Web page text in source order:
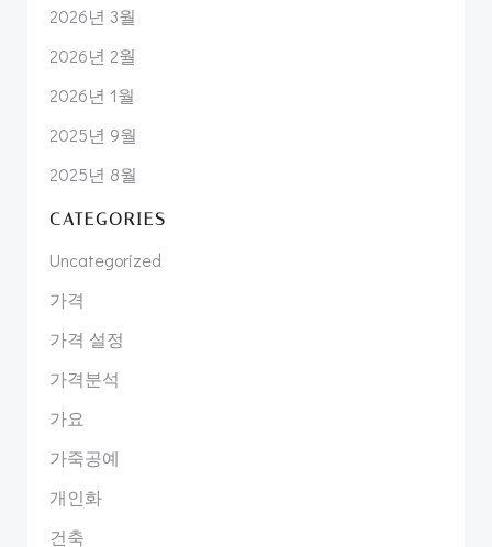
2026년 3월
2026년 2월
2026년 1월
2025년 9월
2025년 8월
CATEGORIES
Uncategorized
가격
가격 설정
가격분석
가요
가죽공예
개인화
건축